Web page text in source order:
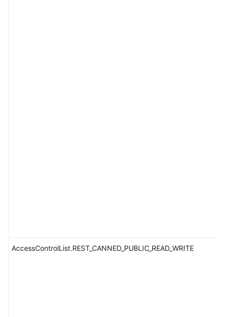
AccessControlList.REST_CANNED_PUBLIC_READ_WRITE